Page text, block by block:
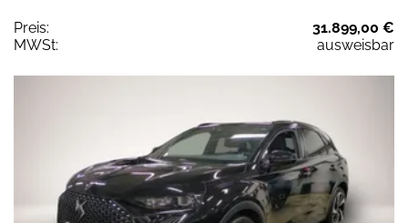
Preis:
31.899,00 €
MWSt:
ausweisbar